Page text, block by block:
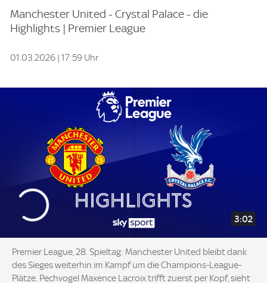
Manchester United - Crystal Palace - die
Highlights | Premier League
01.03.2026 | 17:59 Uhr
3:02
Premier League, 28. Spieltag: Manchester United bleibt dank
des Sieges weiterhin im Kampf um die Champions-League-
Plätze. Pechvogel Maxence Lacroix trifft zuerst per Kopf, sieht